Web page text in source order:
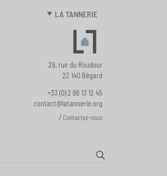
LA TANNERIE
29, rue du Roudour
22 140 Bégard
+33 (0) 2 96 13 12 45
contact@latannerie.org
/ Contactez-nous